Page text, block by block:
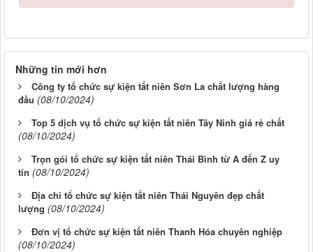
Những tin mới hơn
Công ty tổ chức sự kiện tất niên Sơn La chất lượng hàng
đầu (08/10/2024)
Top 5 dịch vụ tổ chức sự kiện tất niên Tây Ninh giá rẻ chất
(08/10/2024)
Trọn gói tổ chức sự kiện tất niên Thái Bình từ A đến Z uy
tín (08/10/2024)
Địa chỉ tổ chức sự kiện tất niên Thái Nguyên đẹp chất
lượng (08/10/2024)
Đơn vị tổ chức sự kiện tất niên Thanh Hóa chuyên nghiệp
(08/10/2024)